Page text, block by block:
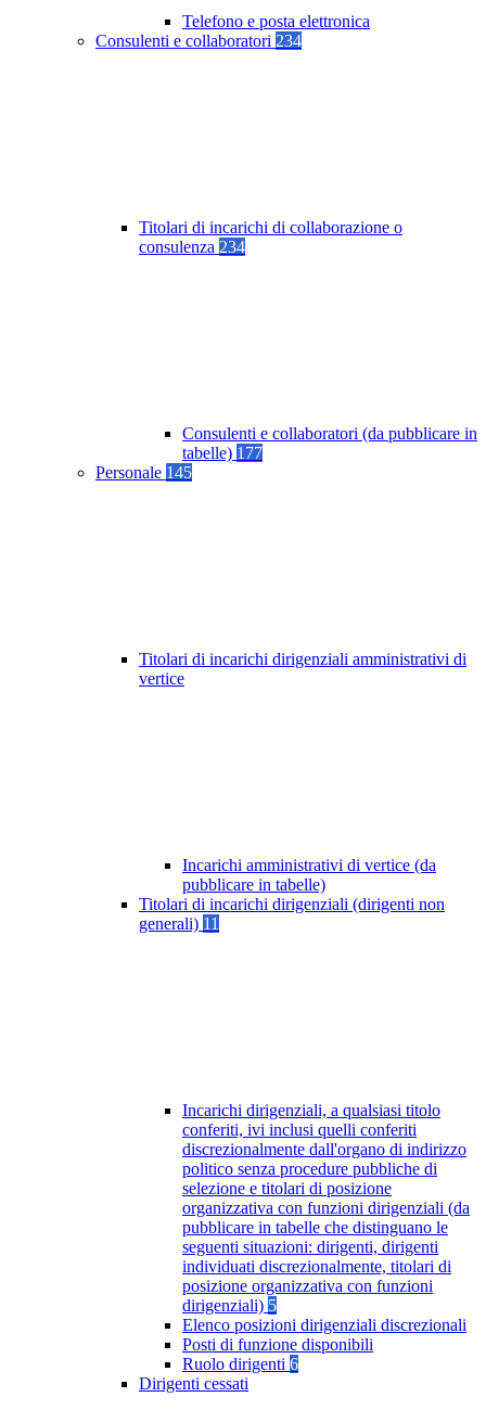
Telefono e posta elettronica
Consulenti e collaboratori 234
Titolari di incarichi di collaborazione o
consulenza 234
Consulenti e collaboratori (da pubblicare in
tabelle) 177
Personale 145
Titolari di incarichi dirigenziali amministrativi di
vertice
Incarichi amministrativi di vertice (da
pubblicare in tabelle)
Titolari di incarichi dirigenziali (dirigenti non
generali) 11
Incarichi dirigenziali, a qualsiasi titolo
conferiti, ivi inclusi quelli conferiti
discrezionalmente dall'organo di indirizzo
politico senza procedure pubbliche di
selezione e titolari di posizione
organizzativa con funzioni dirigenziali (da
pubblicare in tabelle che distinguano le
seguenti situazioni: dirigenti, dirigenti
individuati discrezionalmente, titolari di
posizione organizzativa con funzioni
dirigenziali) 5
Elenco posizioni dirigenziali discrezionali
Posti di funzione disponibili
Ruolo dirigenti 6
Dirigenti cessati